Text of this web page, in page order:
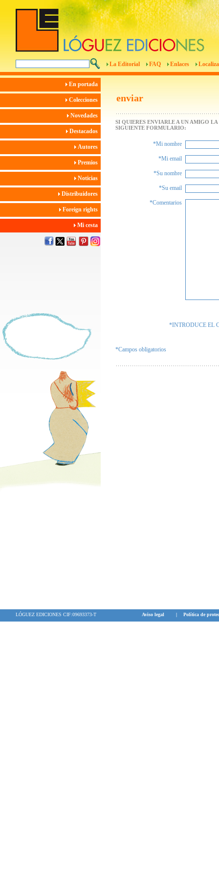
La Editorial FAQ Enlaces
En portada
Colecciones
Novedades
Destacados
Autores
Premios
Noticias
Distribuidores
Foreign rights
Mi cesta
enviar
SI QUIERES ENVIARLE A UN AMIGO
SIGUIENTE FORMULARIO:
*Mi nombre
*Mi email
*Su nombre
*Su email
*Comentarios
*INTRODUCE EL
*Campos obligatorios
LÓGUEZ EDICIONES CIF:09693373-T Aviso legal | Política de